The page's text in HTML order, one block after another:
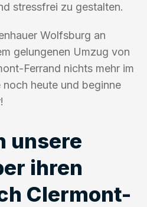
stressfrei zu gestalten.
Wolfsburg an
gelungenen Umzug von
Ferrand nichts mehr im
heute und beginne
unsere
ihren
Clermont-